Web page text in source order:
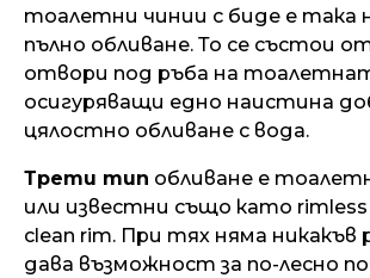
тоалетни чинии с биде е така
пълно обливане. То се състои
отвори под ръба на
осигуряващи едно наистина
цялостно обливане с вода.
Трети тип обливане е
или известни също като rimless
clean rim. При тях няма никакъв
дава възможност за по-лесно